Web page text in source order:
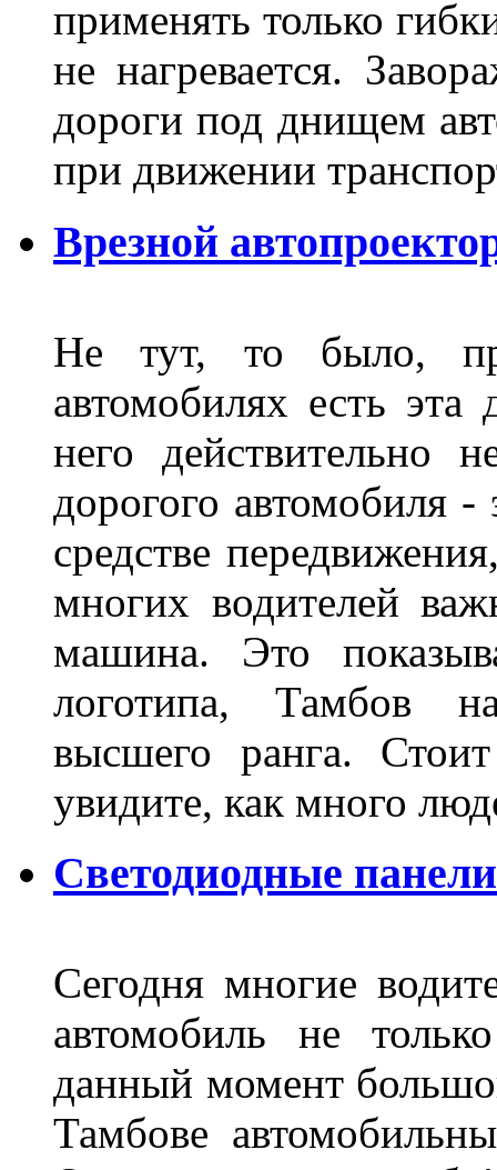
применять только
не нагревается.
дороги под днищем
при движении
Врезной
Не тут, то было,
автомобилях есть
него действительно
дорогого автомобиля
средстве
многих водителей
машина. Это
логотипа, Тамбов
высшего ранга.
увидите, как много
Светодиодные
Сегодня многие
автомобиль не
данный момент
Тамбове